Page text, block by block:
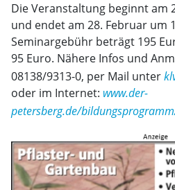
Die Veranstaltung beginnt am
und endet am 28. Februar um
Seminargebühr beträgt 195
95 Euro. Nähere Infos und
08138/9313-0, per Mail unter
oder im Internet: www.der-
petersberg.de/